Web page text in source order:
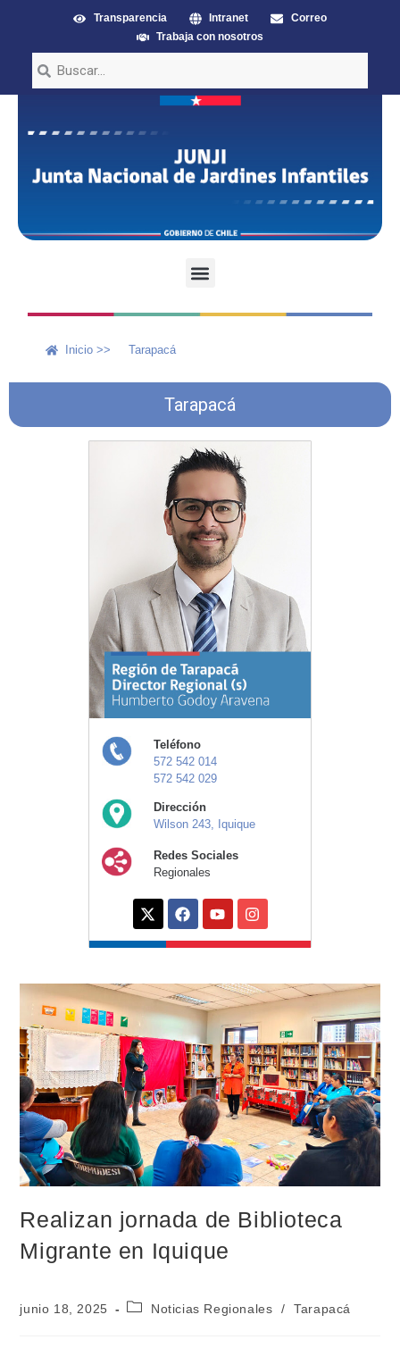
Transparencia Intranet
Correo
Trabaja con nosotros
Inicio >> Tarapacá
Tarapacá
Teléfono
572 542 014
572 542 029
Dirección
Wilson 243, Iquique
Redes Sociales
Regionales
Realizan jornada de Biblioteca
Migrante en Iquique
junio 18, 2025 Noticias Regionales / Tarapacá